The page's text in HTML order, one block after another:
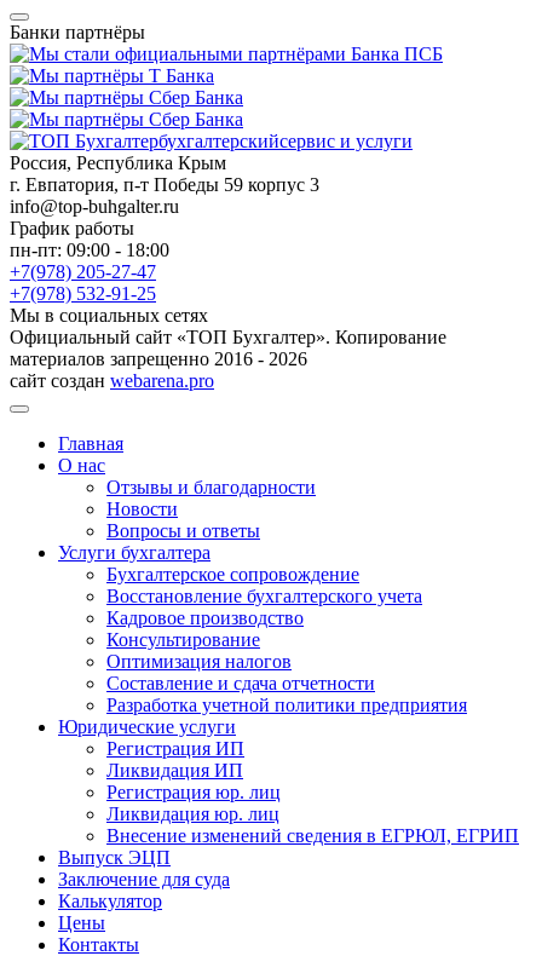
Банки партнёры
бухгалтерскийсервис и услуги
Россия, Республика Крым
г. Евпатория, п-т Победы 59 корпус 3
info@top-buhgalter.ru
График работы
пн-пт: 09:00 - 18:00
+7(978) 205-27-47
+7(978) 532-91-25
Мы в социальных сетях
Официальный сайт «ТОП Бухгалтер». Копирование
материалов запрещенно 2016 - 2026
сайт создан webarena.pro
Главная
О нас
Отзывы и благодарности
Новости
Вопросы и ответы
Услуги бухгалтера
Бухгалтерское сопровождение
Восстановление бухгалтерского учета
Кадровое производство
Консультирование
Оптимизация налогов
Составление и сдача отчетности
Разработка учетной политики предприятия
Юридические услуги
Регистрация ИП
Ликвидация ИП
Регистрация юр. лиц
Ликвидация юр. лиц
Внесение изменений сведения в ЕГРЮЛ, ЕГРИП
Выпуск ЭЦП
Заключение для суда
Калькулятор
Цены
Контакты